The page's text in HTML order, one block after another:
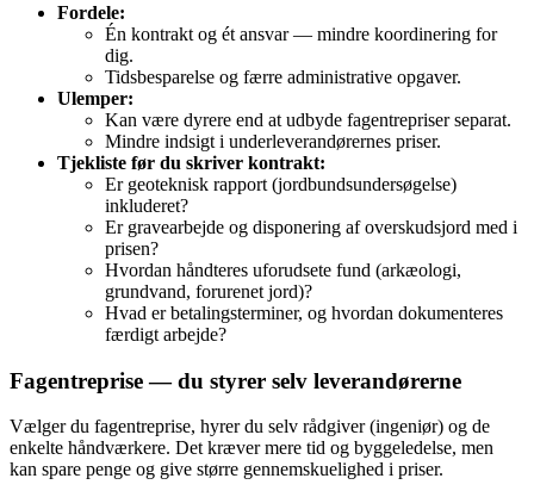
Fordele:
Én kontrakt og ét ansvar — mindre koordinering for
dig.
Tidsbesparelse og færre administrative opgaver.
Ulemper:
Kan være dyrere end at udbyde fagentrepriser separat.
Mindre indsigt i underleverandørernes priser.
Tjekliste før du skriver kontrakt:
Er geoteknisk rapport (jordbundsundersøgelse)
inkluderet?
Er gravearbejde og disponering af overskudsjord med i
prisen?
Hvordan håndteres uforudsete fund (arkæologi,
grundvand, forurenet jord)?
Hvad er betalingsterminer, og hvordan dokumenteres
færdigt arbejde?
Fagentreprise — du styrer selv leverandørerne
Vælger du fagentreprise, hyrer du selv rådgiver (ingeniør) og de
enkelte håndværkere. Det kræver mere tid og byggeledelse, men
kan spare penge og give større gennemskuelighed i priser.